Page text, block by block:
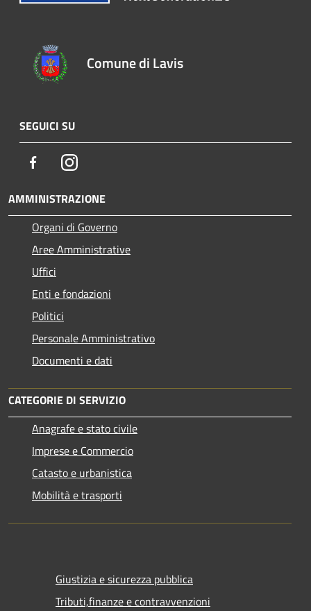
Comune di Lavis
SEGUICI SU
FacebookInstagram
AMMINISTRAZIONE
Organi di Governo
Aree Amministrative
Uffici
Enti e fondazioni
Politici
Personale Amministrativo
Documenti e dati
CATEGORIE DI SERVIZIO
Anagrafe e stato civile
Imprese e Commercio
Catasto e urbanistica
Mobilità e trasporti
Giustizia e sicurezza pubblica
Tributi,finanze e contravvenzioni